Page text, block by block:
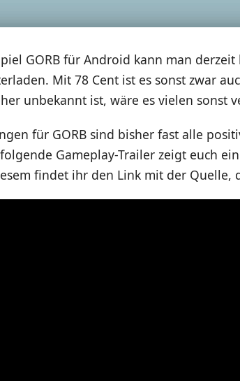
GORB für Android kann man
Mit 78 Cent ist es sonst zwar
unbekannt ist, wäre es vielen sonst
für GORB sind bisher fast alle
Gameplay-Trailer zeigt euch
findet ihr den Link mit der Quelle,